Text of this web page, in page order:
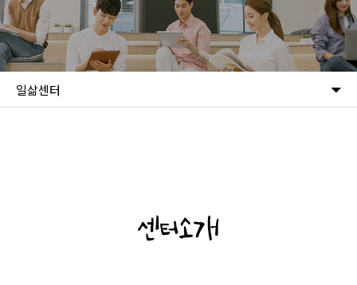
일삶센터
센터소개